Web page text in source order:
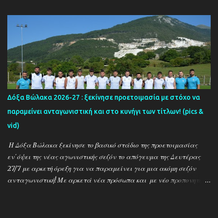
δυναμική των ''κιτρινόμαυρων''! Παρακάτω δείτε φωτοστιγμές
απο τις προπονήσεις της δραμινής ομάδας μέσα απο τον φακό της
''Ο'' που βρέθηκε στο γήπεδο του Καλαμπακίου ενώ δηλώσεις
κάνουν οι κ.κ. Σαρακασίδης Βασίλης (προπονητής) , Βαβλιάκης
Χρόνης (τεχνικός διευθυντής) και οι ποδοσφαιριστές Μάριος
Βουτσινάς και Ηλίας Σταμπουλής!
Δόξα Βώλακα 2026-27 : ξεκίνησε προετοιμασία με στόχο να
παραμείνει ανταγωνιστική και στο κυνήγι των τίτλων! (pics &
vid)
Η Δόξα Βώλακα ξεκίνησε το βασικό στάδιο της προετοιμασίας
εν΄όψει της νέας αγωνιστικής σεζόν το απόγευμα της Δευτέρας
27/7 με αρκετή όρεξη για να παραμείνει για μια ακόμη σεζόν
ανταγωνιστική! Με αρκετά νέα πρόσωπα και με νέο προπονητή